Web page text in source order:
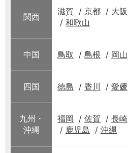
関西
滋賀 京都 大阪
和歌山
中国 鳥取 島根 岡山
四国 徳島 香川 愛媛
九州・
沖縄
福岡 佐賀 長崎
鹿児島
沖縄